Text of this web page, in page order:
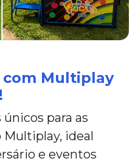
Multiplay
para as
Multiplay, ideal
e eventos